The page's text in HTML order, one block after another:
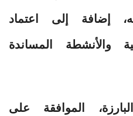
إضافة إلى اعتماد
والأنشطة المساندة
الموافقة على